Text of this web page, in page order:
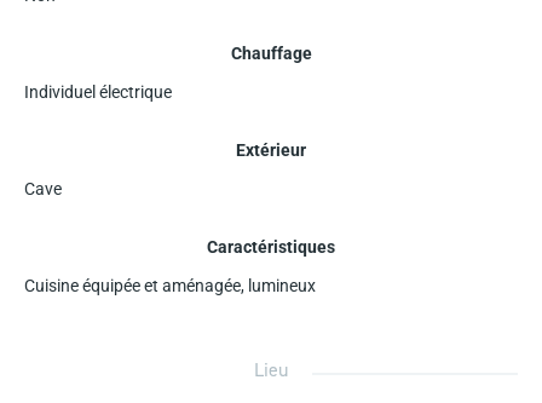
Chauffage
Individuel électrique
Extérieur
Cave
Caractéristiques
Cuisine équipée et aménagée, lumineux
Lieu